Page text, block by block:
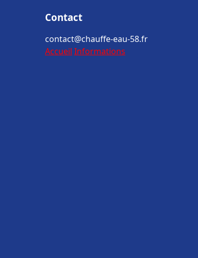
Contact
contact@chauffe-eau-58.fr
Accueil Informations